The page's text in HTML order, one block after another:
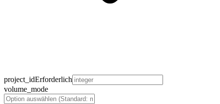
project_idErforderlich
volume_mode